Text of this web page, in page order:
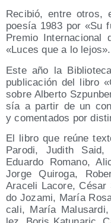
Reci­bió, entre otros,
poe­sía 1983 por «Su
Pre­mio Inter­na­cio­nal
«Luces que a lo lejos».
Este año la
publi­ca­ción del libro
sobre Alber­to
sía a par­tir de un
y comen­ta­dos por
El libro que reúne
Paro­di, Judith Said,
Eduar­do Romano,
Jor­ge Qui­ro­ga,
Ara­ce­li Laco­re,
do Joza­mi, María
ca­li, María